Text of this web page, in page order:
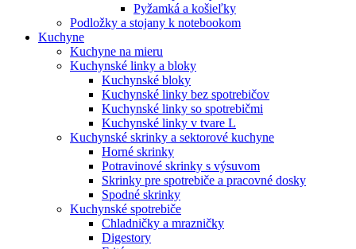
Pyžamká a košieľky
Podložky a stojany k notebookom
Kuchyne
Kuchyne na mieru
Kuchynské linky a bloky
Kuchynské bloky
Kuchynské linky bez spotrebičov
Kuchynské linky so spotrebičmi
Kuchynské linky v tvare L
Kuchynské skrinky a sektorové kuchyne
Horné skrinky
Potravinové skrinky s výsuvom
Skrinky pre spotrebiče a pracovné dosky
Spodné skrinky
Kuchynské spotrebiče
Chladničky a mrazničky
Digestory